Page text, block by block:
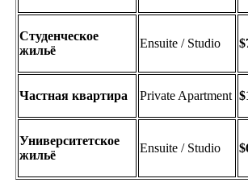
Студенческое
жильё
Ensuite / Studio
Частная квартира Private Apartment
Университетское
жильё
Ensuite / Studio